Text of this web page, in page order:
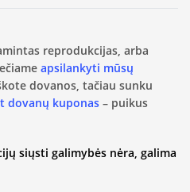
reprodukcijas, arba
apsilankyti mūsų
dovanos, tačiau sunku
dovanų kuponas – puikus
siųsti galimybės nėra, galima